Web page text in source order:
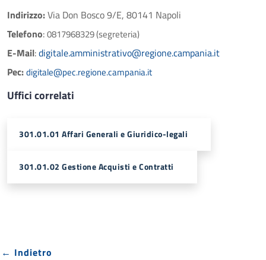
Indirizzo:Via Don Bosco 9/E, 80141 Napoli
Telefono:0817968329 (segreteria)
E-Mail:digitale.amministrativo@regione.campania.it
Pec:digitale@pec.regione.campania.it
Uffici correlati
301.01.01 Affari Generali e Giuridico-legali
301.01.02 Gestione Acquisti e Contratti
← Indietro